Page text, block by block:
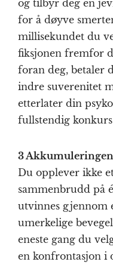
og tilbyr deg en
for å døyve
millisekundet du
fiksjonen fremfor
foran deg, betaler
indre suverenitet
etterlater din
fullstendig
3
Du opplever ikke
sammenbrudd på
utvinnes gjennom
umerkelige
eneste gang du
en konfrontasjon i